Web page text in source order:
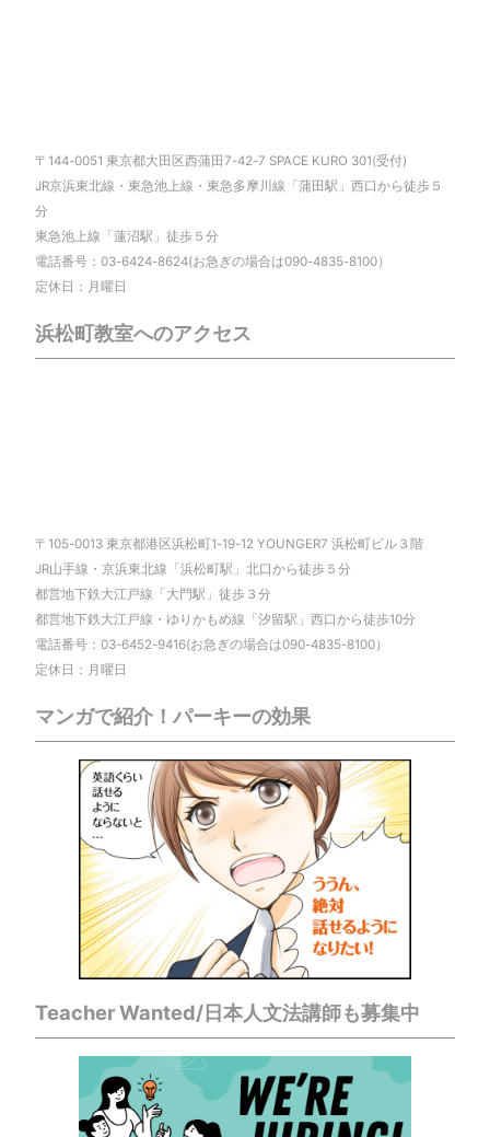
〒144-0051 東京都大田区西蒲田7-42-7 SPACE KURO 301(受付)
JR京浜東北線・東急池上線・東急多摩川線「蒲田駅」西口から徒歩５
分
東急池上線「蓮沼駅」徒歩５分
電話番号：03-6424-8624(お急ぎの場合は090-4835-8100）
定休日：月曜日
浜松町教室へのアクセス
〒105-0013 東京都港区浜松町1-19-12 YOUNGER7 浜松町ビル３階
JR山手線・京浜東北線「浜松町駅」北口から徒歩５分
都営地下鉄大江戸線「大門駅」徒歩３分
都営地下鉄大江戸線・ゆりかもめ線「汐留駅」西口から徒歩10分
電話番号：03-6452-9416(お急ぎの場合は090-4835-8100）
定休日：月曜日
マンガで紹介！パーキーの効果
Teacher Wanted/日本人文法講師も募集中